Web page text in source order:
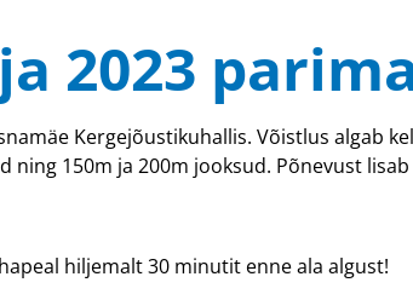
2023
Kergejõustikuhallis. Võistlus algab
150m ja 200m jooksud. Põnevust
hiljemalt 30 minutit enne ala algust!